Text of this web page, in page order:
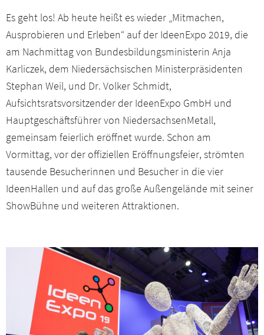
Es geht los! Ab heute heißt es wieder „Mitmachen,
Ausprobieren und Erleben“ auf der IdeenExpo 2019, die
am Nachmittag von Bundesbildungsministerin Anja
Karliczek, dem Niedersächsischen Ministerpräsidenten
Stephan Weil, und Dr. Volker Schmidt,
Aufsichtsratsvorsitzender der IdeenExpo GmbH und
Hauptgeschäftsführer von NiedersachsenMetall,
gemeinsam feierlich eröffnet wurde. Schon am
Vormittag, vor der offiziellen Eröffnungsfeier, strömten
tausende Besucherinnen und Besucher in die vier
IdeenHallen und auf das große Außengelände mit seiner
ShowBühne und weiteren Attraktionen.